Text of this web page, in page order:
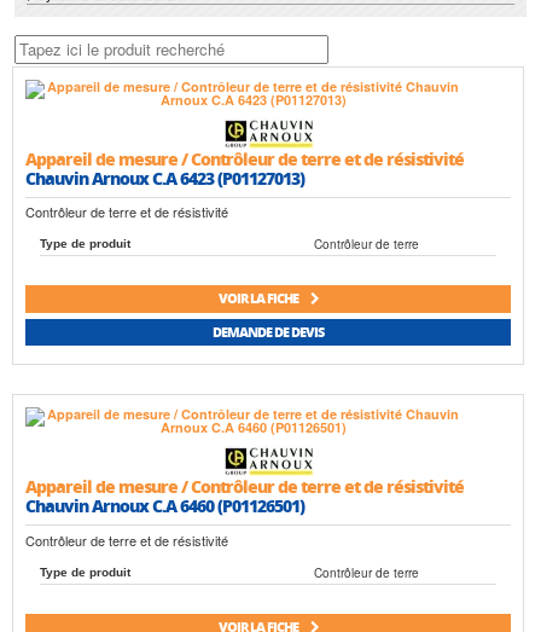
Appareil de mesure / Contrôleur de terre et de résistivité
Chauvin Arnoux C.A 6423 (P01127013)
Contrôleur de terre et de résistivité
Type de produit Contrôleur de terre
VOIR LA FICHE
DEMANDE DE DEVIS
Appareil de mesure / Contrôleur de terre et de résistivité
Chauvin Arnoux C.A 6460 (P01126501)
Contrôleur de terre et de résistivité
Type de produit Contrôleur de terre
VOIR LA FICHE